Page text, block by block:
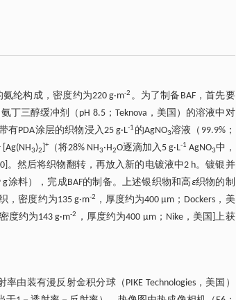
纶构成，密度约为220 g·m-2 。为了制备BAF，首先要
丁三醇缓冲剂（pH 8.5；Teknova，美国）的溶液中对
PDA涂层的织物浸入25 g·L-1 的AgNO3溶液（99.9%；
[Ag(NH3)2
+（将28% NH3·H2O逐滴加入5 g·L-1 AgNO3中，
。然后将织物翻转，再放入新的电镀液中2 h。镀银并
g涂料），完成BAF的制备。上述银织物和高ε织物的制
，密度约为135 g·m-2
，厚度约为400 μm；Dockers，美
度约为143 g·m-2
，厚度约为400 µm；Nike，美国]上获
由装有漫反射金积分球（PIKE Technologies，美国）